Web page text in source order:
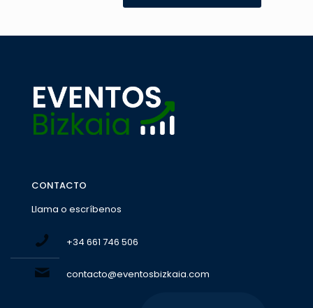
CONTACTO
Llama o escríbenos
+34 661 746 506
contacto@eventosbizkaia.com